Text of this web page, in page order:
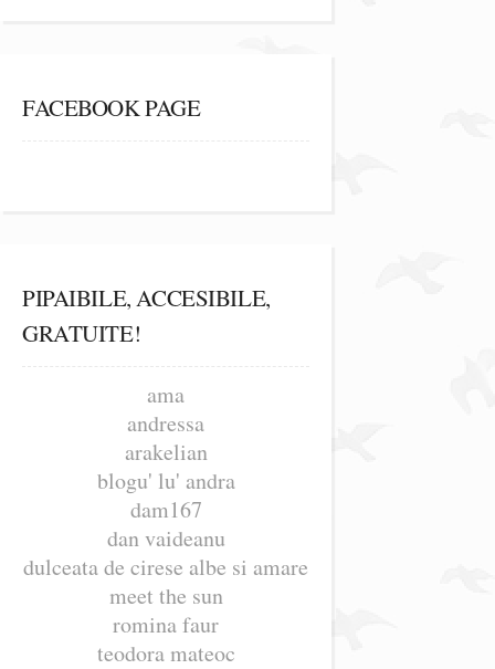
FACEBOOK PAGE
PIPAIBILE, ACCESIBILE,
GRATUITE!
ama
andressa
arakelian
blogu' lu' andra
dam167
dan vaideanu
dulceata de cirese albe si amare
meet the sun
romina faur
teodora mateoc